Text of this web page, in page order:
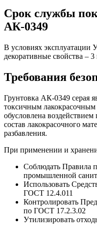
Срок службы
АК-0349
В условиях эксплуатации
декоративные свойства – 3
Требования
Грунтовка АК-0349 серая
токсичным
обусловлена
состав лакокрасочного
разбавления.
При применении и
Соблюдать Правила
промышленной
Использовать
ГОСТ 12.4.011
Контролировать
по ГОСТ 17.2.3.02
Утилизировать